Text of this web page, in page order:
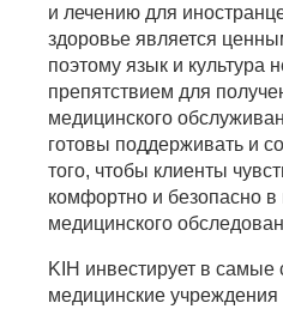
и лечению для
здоровье является
поэтому язык и культура
препятствием для
медицинского
готовы поддерживать и
того, чтобы клиенты
комфортно и безопасно в
медицинского
KIH инвестирует в
медицинские учреждения